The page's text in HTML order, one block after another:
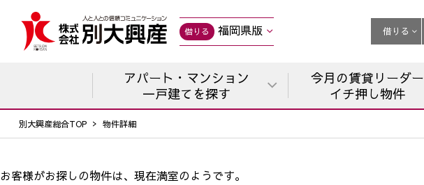
借りる 福岡県版 借りる
アパート・マンション
一戸建てを探す
今月の賃貸リーダー
イチ押し物件
別大興産総合TOP 物件詳細
お客様がお探しの物件は、現在満室のようです。